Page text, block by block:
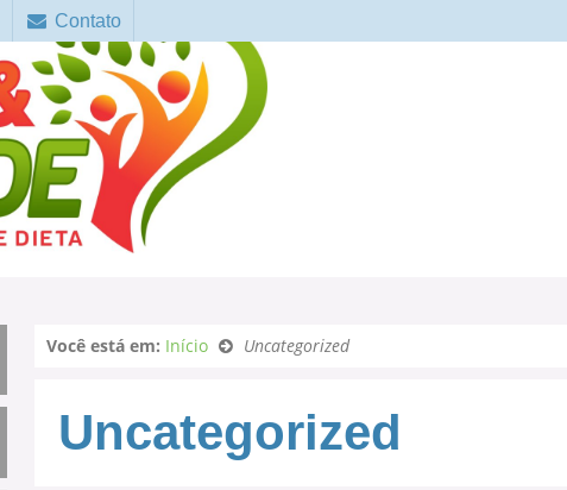
Contato
Você está em: Início Uncategorized
Uncategorized